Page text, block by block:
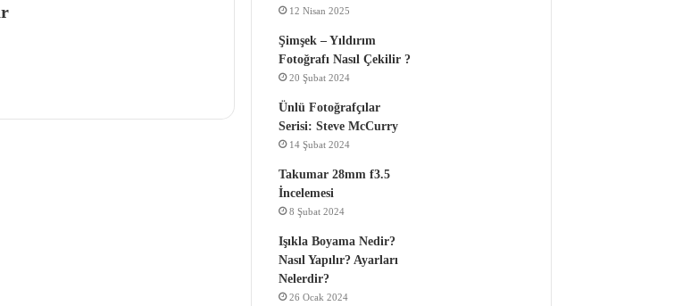
12 Nisan 2025
Şimşek – Yıldırım
Fotoğrafı Nasıl Çekilir ?
20 Şubat 2024
Ünlü Fotoğrafçılar
Serisi: Steve McCurry
14 Şubat 2024
Takumar 28mm f3.5
İncelemesi
8 Şubat 2024
Işıkla Boyama Nedir?
Nasıl Yapılır? Ayarları
Nelerdir?
26 Ocak 2024